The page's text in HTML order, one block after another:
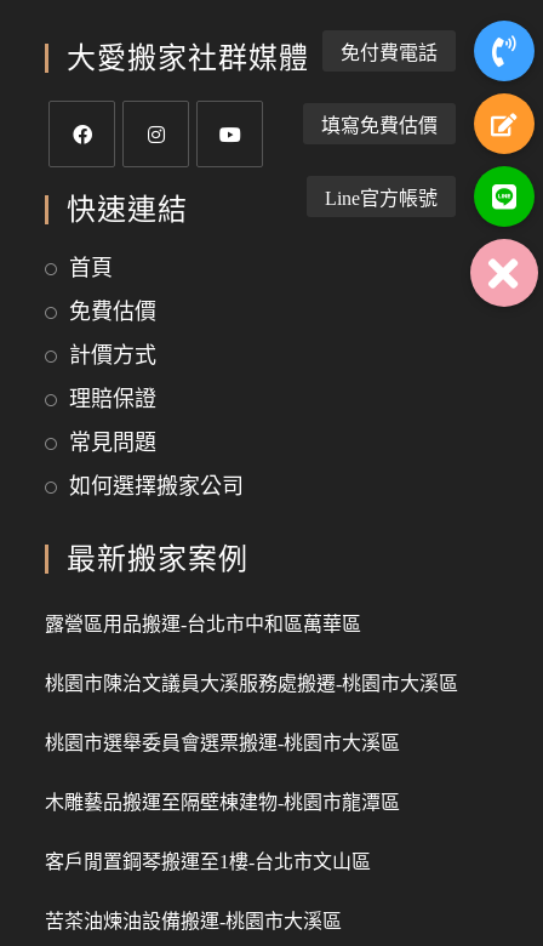
大愛搬家社群媒體
快速連結
首頁
免費估價
計價方式
理賠保證
常見問題
如何選擇搬家公司
最新搬家案例
露營區用品搬運-台北市中和區萬華區
桃園市陳治文議員大溪服務處搬遷-桃園市大溪區
桃園市選舉委員會選票搬運-桃園市大溪區
木雕藝品搬運至隔壁棟建物-桃園市龍潭區
客戶閒置鋼琴搬運至1樓-台北市文山區
苦茶油煉油設備搬運-桃園市大溪區